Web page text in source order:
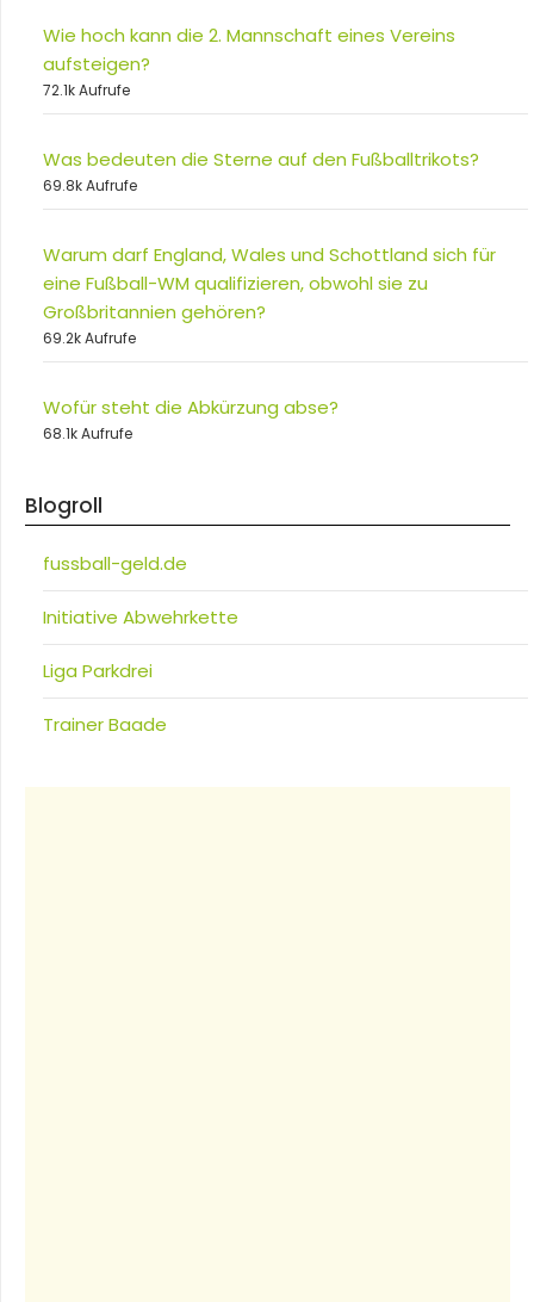
Wie hoch kann die 2. Mannschaft eines Vereins
aufsteigen?
72.1k Aufrufe
Was bedeuten die Sterne auf den Fußballtrikots?
69.8k Aufrufe
Warum darf England, Wales und Schottland sich für
eine Fußball-WM qualifizieren, obwohl sie zu
Großbritannien gehören?
69.2k Aufrufe
Wofür steht die Abkürzung abse?
68.1k Aufrufe
Blogroll
fussball-geld.de
Initiative Abwehrkette
Liga Parkdrei
Trainer Baade